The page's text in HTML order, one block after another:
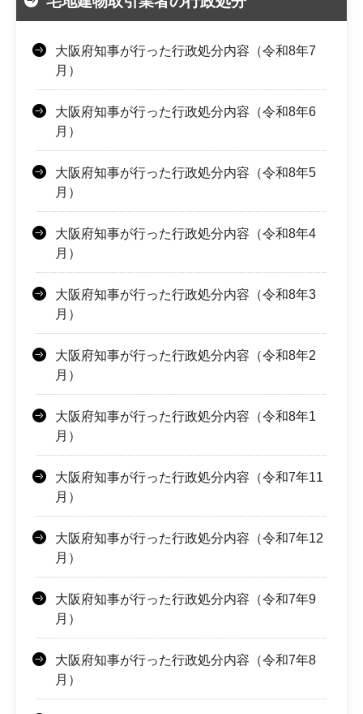
大阪府知事が行った行政処分内容（令和8年7
月）
大阪府知事が行った行政処分内容（令和8年6
月）
大阪府知事が行った行政処分内容（令和8年5
月）
大阪府知事が行った行政処分内容（令和8年4
月）
大阪府知事が行った行政処分内容（令和8年3
月）
大阪府知事が行った行政処分内容（令和8年2
月）
大阪府知事が行った行政処分内容（令和8年1
月）
大阪府知事が行った行政処分内容（令和7年11
月）
大阪府知事が行った行政処分内容（令和7年12
月）
大阪府知事が行った行政処分内容（令和7年9
月）
大阪府知事が行った行政処分内容（令和7年8
月）